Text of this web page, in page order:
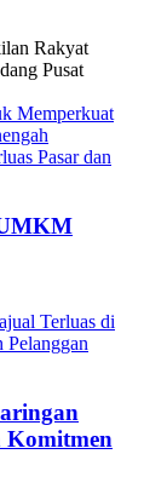
Rakyat
Pusat
Memperkuat
Pasar dan
Terluas di
Pelanggan
Komitmen